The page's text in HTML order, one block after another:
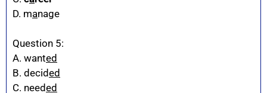
D. manage
Question 5:
A. wanted
B. decided
C. needed